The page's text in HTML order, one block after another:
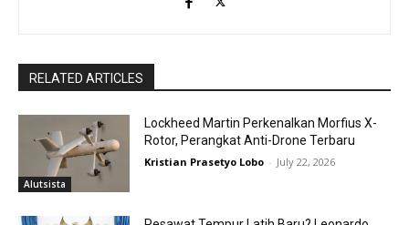
RELATED ARTICLES
Alutsista
Lockheed Martin Perkenalkan Morfius X-
Rotor, Perangkat Anti-Drone Terbaru
Kristian Prasetyo Lobo - July 22, 2026